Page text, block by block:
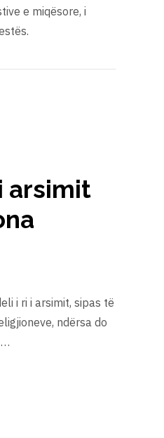
e miqësore, i
arsimit
i ri i arsimit, sipas të
ndërsa do
…